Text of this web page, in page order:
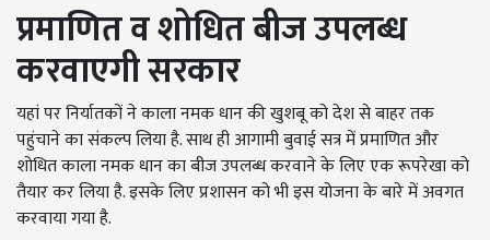
प्रमाणित व शोधित बीज उपलब्ध
करवाएगी सरकार
यहां पर निर्यातकों ने काला नमक धान की खुशबू को देश से बाहर तक
पहुंचाने का संकल्प लिया है. साथ ही आगामी बुवाई सत्र में प्रमाणित और
शोधित काला नमक धान का बीज उपलब्ध करवाने के लिए एक रूपरेखा को
तैयार कर लिया है. इसके लिए प्रशासन को भी इस योजना के बारे में अवगत
करवाया गया है.